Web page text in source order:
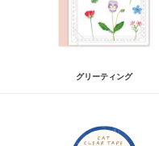
グリーティング